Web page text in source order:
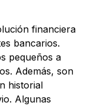
financiera
bancarios.
pequeños a
Además, son
historial
Algunas